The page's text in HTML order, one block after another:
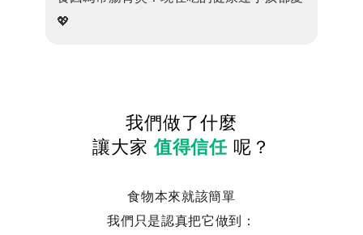
💖
我們做了什麼
讓大家值得信任 呢？
食物本來就該簡單
我們只是認真把它做到：